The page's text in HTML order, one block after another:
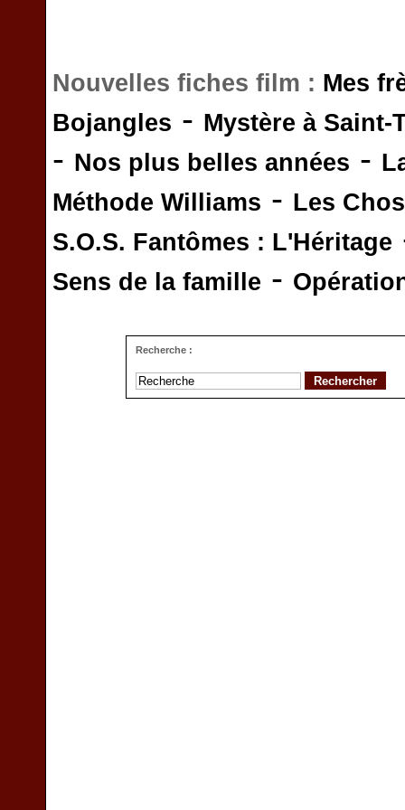
Nouvelles fiches film : Mes
Bojangles - Mystère à Saint-
- Nos plus belles années -
Méthode Williams - Les
S.O.S. Fantômes : L'Héritage
Sens de la famille -
Recherche :